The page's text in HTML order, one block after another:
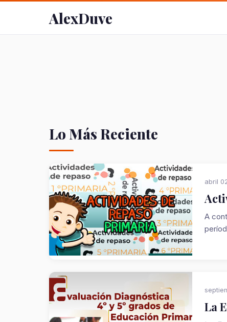
AlexDuve
Lo Más Reciente
abril
A
La